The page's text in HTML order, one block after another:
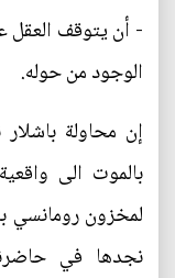
- أن يتوقف العقل
الوجود من حوله.
إن محاولة
بالموت الى
لمخزون رومانسي
نجدها في